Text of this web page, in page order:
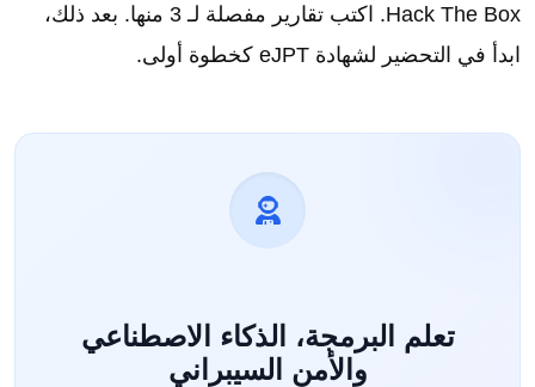
Hack The Box. اكتب تقارير مفصلة لـ 3 منها. بعد ذلك،
ابدأ في التحضير لشهادة eJPT كخطوة أولى.
تعلم البرمجة، الذكاء الاصطناعي
والأمن السيبراني